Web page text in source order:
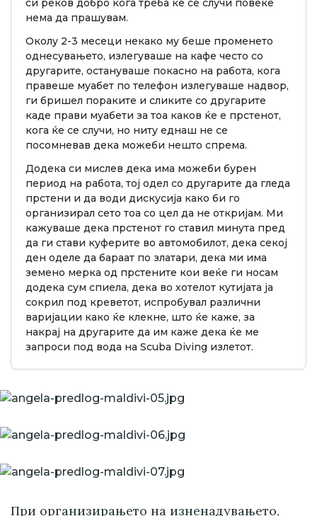
си реков добро кога треба ќе се случи повеќе
нема да прашувам.
Околу 2-3 месеци некако му беше променето
однесувањето, излегуваше на кафе често со
другарите, остануваше покасно на работа, кога
правеше муабет по телефон излегуваше надвор,
ги бришел пораките и сликите со другарите
каде прави муабети за тоа каков ќе е прстенот,
кога ќе се случи, но ниту еднаш не се
посомневав дека можеби нешто спрема.
Додека си мислев дека има можеби бурен
период на работа, тој одел со другарите да гледа
прстени и да води дискусија како би го
организирал сето тоа со цел да не откријам. Ми
кажуваше дека прстенот го ставил минута пред
да ги стави куферите во автомобилот, дека секој
ден оделе да бараат по златари, дека ми има
земено мерка од прстените кои веќе ги носам
додека сум спиела, дека во хотелот кутијата ја
сокрил под креветот, испробувал различни
варијации како ќе клекне, што ќе каже, за
накрај на другарите да им каже дека ќе ме
запроси под вода на Scuba Diving излетот.
При организирањето на изненадувањето,